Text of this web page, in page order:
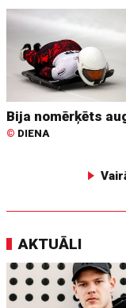
Bija nomērķēts
© DIENA
AKTUĀLI